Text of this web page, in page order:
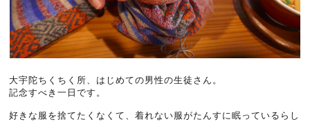
大宇陀ちくちく所、はじめての男性の生徒さん。
記念すべき一日です。
好きな服を捨てたくなくて、着れない服がたんすに眠っているらし